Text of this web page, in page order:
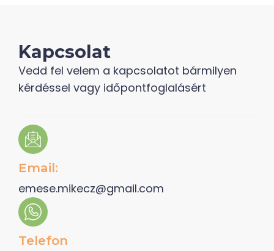
Kapcsolat
Vedd fel velem a kapcsolatot bármilyen
kérdéssel vagy időpontfoglalásért
Email:
emese.mikecz@gmail.com
Telefon